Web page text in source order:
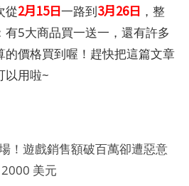
從2月15日一路到3月26日 ，整
5大商品買一送一，還有許多
的價格買到喔！趕快把這篇文章
以用啦~
！遊戲銷售額破百萬卻遭惡意
美元